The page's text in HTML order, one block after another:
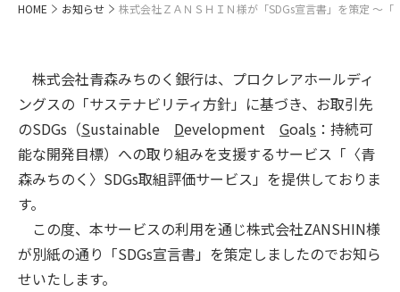
HOME お知らせ 株式会社ＺＡＮＳＨＩＮ様が「SDGs宣言書」を策定 ～
株式会社青森みちのく銀行は、プロクレアホールディ
ングスの「サステナビリティ方針」に基づき、お取引先
のSDGs（Sustainable Development Goals ：持続可
能な開発目標）への取り組みを支援するサービス「〈青
森みちのく〉SDGs取組評価サービス」を提供しておりま
す。
この度、本サービスの利用を通じ株式会社ZANSHIN様
が別紙の通り「SDGs宣言書」を策定しましたのでお知ら
せいたします。